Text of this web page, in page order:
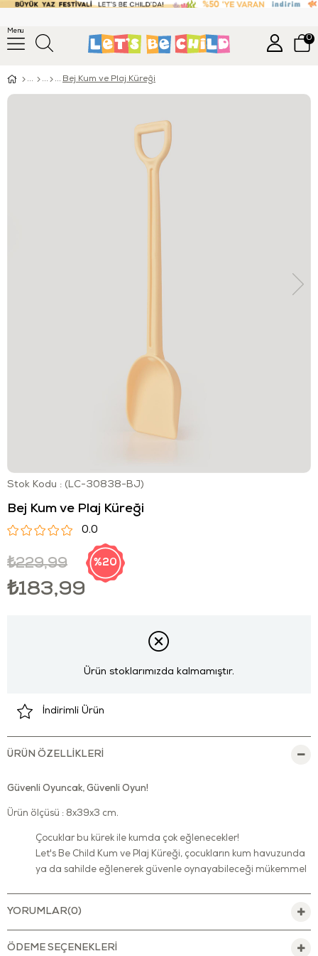
Menu
0
Bej Kum ve Plaj Küreği
Stok Kodu (LC-30838-BJ)
Bej Kum ve Plaj Küreği
0.0
₺229,99
₺183,99
20
Ürün stoklarımızda kalmamıştır.
İndirimli Ürün
ÜRÜN ÖZELLIKLERI
Güvenli Oyuncak, Güvenli Oyun!
Ürün ölçüsü : 8x39x3 cm.
Çocuklar bu kürek ile kumda çok eğlenecekler!
Let's Be Child Kum ve Plaj Küreği, çocukların kum havuzunda
ya da sahilde eğlenerek güvenle oynayabileceği mükemmel
standartlarını karşılar.
Motor becerilerinin gelişimini destekler.
Minikler ile beraber oynayarak, onlara yeni şeyler öğretmeye
YORUMLAR(0)
ÖDEME SEÇENEKLERI